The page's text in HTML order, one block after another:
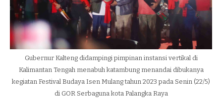
Gubernur Kalteng didampingi pimpinan instansi vertikal di
Kalimantan Tengah menabuh katambung menandai dibukanya
kegiatan Festival Budaya Isen Mulang tahun 2023 pada Senin (22/5)
di GOR Serbaguna kota Palangka Raya